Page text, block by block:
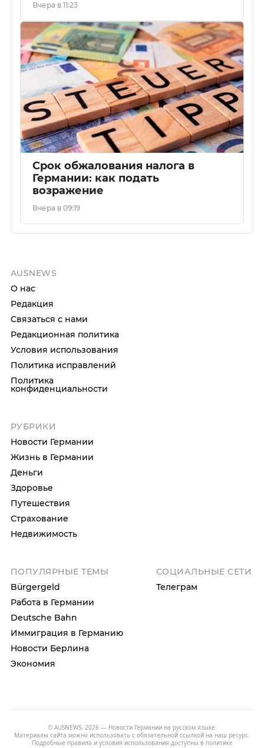
Вчера в 11:23
Срок обжалования налога в
Германии: как подать
возражение
Вчера в 09:19
AUSNEWS
О нас
Редакция
Связаться с нами
Редакционная политика
Условия использования
Политика исправлений
Политика
конфиденциальности
РУБРИКИ
Новости Германии
Жизнь в Германии
Деньги
Здоровье
Путешествия
Страхование
Недвижимость
ПОПУЛЯРНЫЕ ТЕМЫ
Bürgergeld
Работа в Германии
Deutsche Bahn
Иммиграция в Германию
Новости Берлина
Экономия
СОЦИАЛЬНЫЕ СЕТИ
Телеграм
© AUSNEWS, 2026 — Новости Германии на русском языке.
Материалы сайта можно использовать с обязательной ссылкой на наш ресурс.
Подробные правила и условия использования доступны в политике